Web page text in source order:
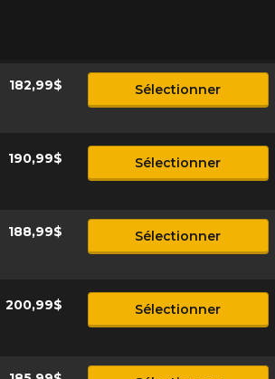
182,99$ Sélectionner
190,99$ Sélectionner
188,99$ Sélectionner
200,99$ Sélectionner